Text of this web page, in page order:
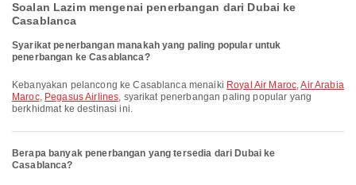
Soalan Lazim mengenai penerbangan dari Dubai ke
Casablanca
Syarikat penerbangan manakah yang paling popular untuk
penerbangan ke Casablanca?
Kebanyakan pelancong ke Casablanca menaiki Royal Air Maroc,Air Arabia
Maroc, Pegasus Airlines, syarikat penerbangan paling popular yang
berkhidmat ke destinasi ini.
Berapa banyak penerbangan yang tersedia dari Dubai ke
Casablanca?